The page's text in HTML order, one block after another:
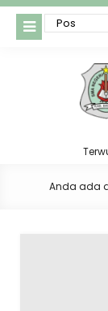
Anda ada